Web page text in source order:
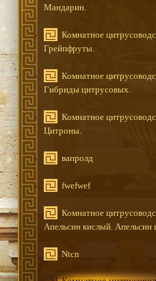
Мандарин.
Комнатное
Грейпфруты.
Комнатное
Гибриды цитрусовых.
Комнатное
Цитроны.
вапролд
fwefwef
Комнатное
Апельсин кислый. Апельсин
Ntcn